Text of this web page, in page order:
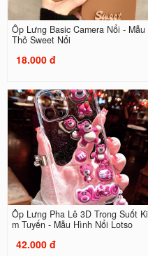
Ốp Lưng Basic Camera Nổi - Mẫu
Thỏ Sweet Nổi
18.000 đ
Ốp Lưng Pha Lê 3D Trong Suốt Ki
m Tuyến - Mẫu Hình Nổi Lotso
42.000 đ